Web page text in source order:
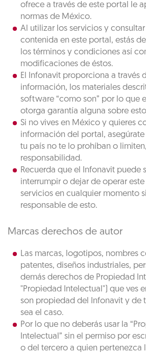
ofrece a través de este portal le
normas de México.
Al utilizar los servicios y
contenida en este portal, estás
los términos y condiciones así
modificaciones de éstos.
El Infonavit proporciona a través
información, los materiales
software “como son” por lo que
otorga garantía alguna sobre
Si no vives en México y quieres
información del portal,
tu país no te lo prohíban o
responsabilidad.
Recuerda que el Infonavit puede
interrumpir o dejar de operar
servicios en cualquier momento
responsable de esto.
Marcas derechos de autor
Las marcas, logotipos, nombres
patentes, diseños industriales,
demás derechos de Propiedad
"Propiedad Intelectual") que ves
son propiedad del Infonavit y de
sea el caso.
Por lo que no deberás usar la
Intelectual” sin el permiso por
o del tercero a quien pertenezca